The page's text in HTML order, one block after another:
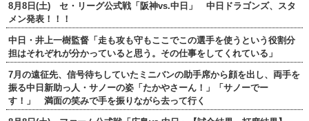
8月8日(土) セ・リーグ公式戦「阪神vs.中日」 中日ドラゴンズ、スタ
メン発表！！！
中日・井上一樹監督「走も攻も守もここでこの選手を使うという役割分
担はそれぞれが分かっていると思う。その仕事をしてくれている」
7月の遠征先、信号待ちしていたミニバンの助手席から顔を出し、両手を
振る中日新助っ人・サノーの姿「たかやさーん！」「サノーでー
す！」 満面の笑みで手を振りながら去って行く